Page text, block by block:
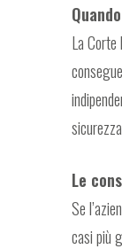
La Corte
Le
Se
casi più